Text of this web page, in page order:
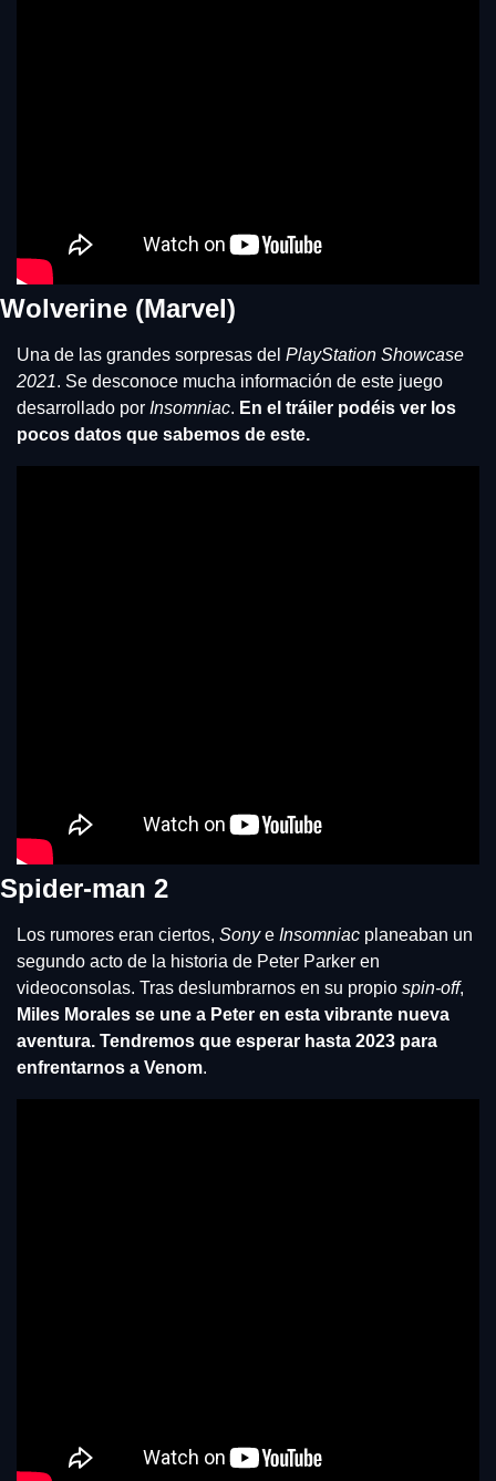
Wolverine (Marvel)
Una de las grandes sorpresas del PlayStation Showcase
2021. Se desconoce mucha información de este juego
desarrollado por Insomniac. En el tráiler podéis ver los
pocos datos que sabemos de este.
Spider-man 2
Los rumores eran ciertos, Sony e Insomniac planeaban un
segundo acto de la historia de Peter Parker en
videoconsolas. Tras deslumbrarnos en su propio spin-off
Miles Morales se une a Peter en esta vibrante nueva
aventura. Tendremos que esperar hasta 2023 para
enfrentarnos a Venom.